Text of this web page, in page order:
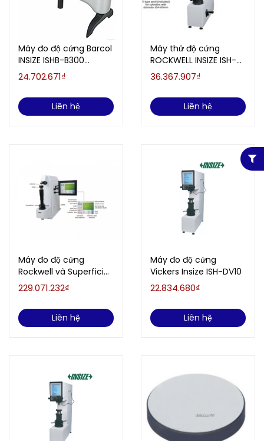
Máy đo độ cứng Barcol
INSIZE ISHB-B300
(0~100HBa (25~150
24.702.671₫
Liên hệ
Máy thử độ cứng
ROCKWELL INSIZE ISH-
R150 (loại cơ)
36.367.907₫
Liên hệ
Máy đo độ cứng
Rockwell và Superficial
Rockwell INSIZE ISHR-
229.071.232₫
Liên hệ
Máy đo độ cứng
Vickers Insize ISH-DV10
22.834.680₫
Liên hệ